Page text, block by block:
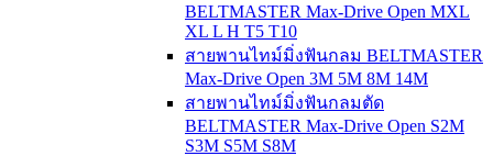
BELTMASTER Max-Drive Open MXL
XL L H T5 T10
สายพานไทม์มิ่งฟันกลม BELTMASTER
Max-Drive Open 3M 5M 8M 14M
สายพานไทม์มิ่งฟันกลมตัด
BELTMASTER Max-Drive Open S2M
S3M S5M S8M